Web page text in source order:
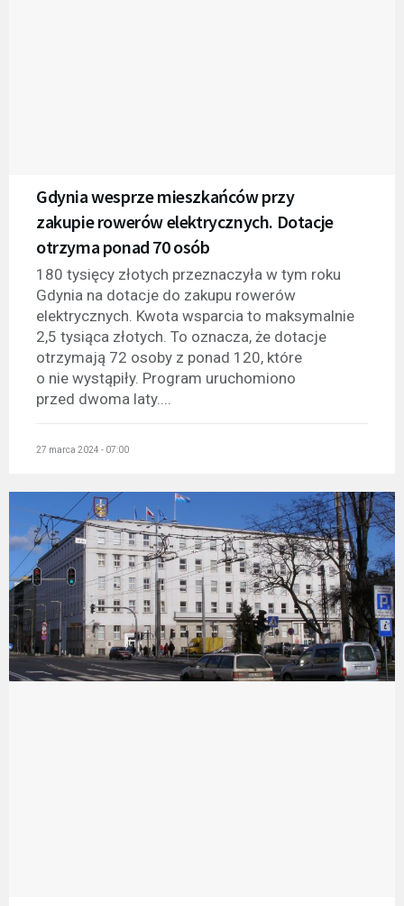
Gdynia wesprze mieszkańców przy
zakupie rowerów elektrycznych. Dotacje
otrzyma ponad 70 osób
180 tysięcy złotych przeznaczyła w tym roku
Gdynia na dotacje do zakupu rowerów
elektrycznych. Kwota wsparcia to maksymalnie
2,5 tysiąca złotych. To oznacza, że dotacje
otrzymają 72 osoby z ponad 120, które
o nie wystąpiły. Program uruchomiono
przed dwoma laty....
27 marca 2024 - 07:00